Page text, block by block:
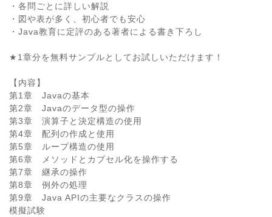
・各問ごとに詳しい解説
・図や表が多く、初心者でも安心
・Java教育に定評のある著者による書き下ろし
★1章分を無料サンプルとしてお試しいただけます！
【内容】
第1章 Javaの基本
第2章 Javaのデータ型の操作
第3章 演算子と決定構造の使用
第4章 配列の作成と使用
第5章 ループ構造の使用
第6章 メソッドとカプセル化を操作する
第7章 継承の操作
第8章 例外の処理
第9章 Java APIの主要なクラスの操作
模擬試験